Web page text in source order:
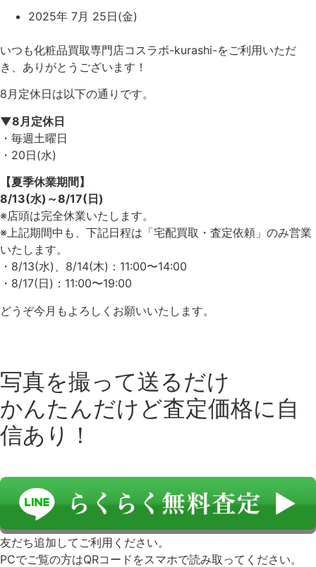
2025年 7月 25日(金)
いつも化粧品買取専門店コスラボ-kurashi-をご利用いただ
き、ありがとうございます！
8月定休日は以下の通りです。
▼8月定休日
・毎週土曜日
・20日(水)
【夏季休業期間】
8/13(水)～8/17(日)
※店頭は完全休業いたします。
※上記期間中も、下記日程は「宅配買取・査定依頼」のみ営業
いたします。
・8/13(水)、8/14(木)：11:00〜14:00
・8/17(日)：11:00〜19:00
どうぞ今月もよろしくお願いいたします。
写真を撮って送るだけ
かんたんだけど査定価格に自
信あり！
友だち追加してご利用ください。
PCでご覧の方はQRコードをスマホで読み取ってください。